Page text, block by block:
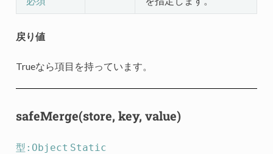
戻り値
Trueなら項目を持っています。
safeMerge(store, key, value)
型:Object Static